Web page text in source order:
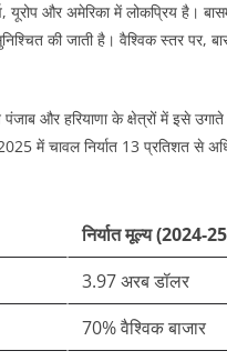
और अमेरिका में लोकप्रिय है।
की जाती है। वैश्विक स्तर पर,
पंजाब और हरियाणा के क्षेत्रों में इसे
में चावल निर्यात 13 प्रतिशत से
निर्यात मूल्य (2024-
3.97 अरब डॉलर ​
70% वैश्विक बाजार ​